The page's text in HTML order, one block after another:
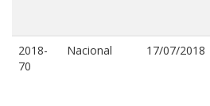
2018-
70
Nacional 17/07/2018